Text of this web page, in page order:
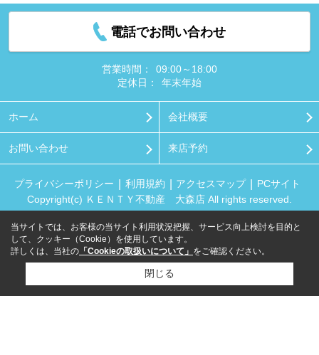
電話でお問い合わせ
営業時間：
09:00～18:00
定休日：
年末年始
ホーム 会社概要
お問い合わせ 来店予約
プライバシーポリシー 利用規約 アクセスマップ
PCサイト
Copyright(c) ＫＥＮＴＹ不動産 大森店 All rights reserved.
当サイトでは、お客様の当サイト利用状況把握、サービス向上検討を目的と
して、クッキー（Cookie）を使用しています。
詳しくは、当社の 「Cookieの取扱いについて」 をご確認ください。
閉じる